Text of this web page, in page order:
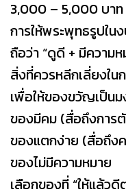
3,000 – 5,000 บา
การให้พระพุทธรูปใน
ถือว่า “ดูดี + มีความห
สิ่งที่ควรหลีกเลี่ยงใน
เพื่อให้ของขวัญเป็น
ของมีคม (สื่อถึงการ
ของแตกง่าย (สื่อถึง
ของไม่มีความหมาย
เลือกของที่ “ให้แล้ว